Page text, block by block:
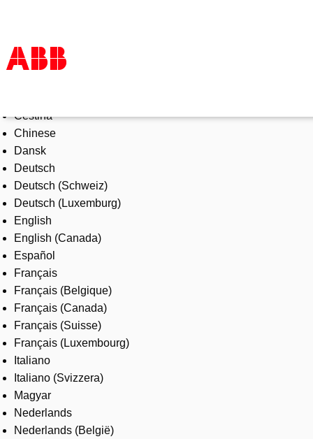
Products & Solutions
Industries
Services
About us
Where to buy
Contact us
Careers
Čeština
Chinese
Dansk
Deutsch
Deutsch (Schweiz)
Deutsch (Luxemburg)
English
English (Canada)
Español
Français
Français (Belgique)
Français (Canada)
Français (Suisse)
Français (Luxembourg)
Italiano
Italiano (Svizzera)
Magyar
Nederlands
Nederlands (België)